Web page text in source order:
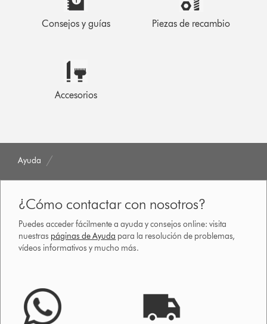
Consejos y guías Piezas de recambio
Accesorios
Ayuda
¿Cómo contactar con nosotros?
Puedes acceder fácilmente a ayuda y consejos online: visita
nuestras páginas de Ayuda para la resolución de problemas,
vídeos informativos y mucho más.